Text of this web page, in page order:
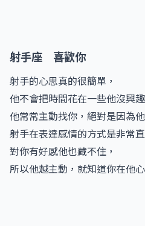
射手座 喜歡你
射手的心思真的很簡單，
他不會把時間花在一些他沒興
他常常主動找你，絕對是因為
射手在表達感情的方式是非常直
對你有好感他也藏不住，
所以他越主動，就知道你在他